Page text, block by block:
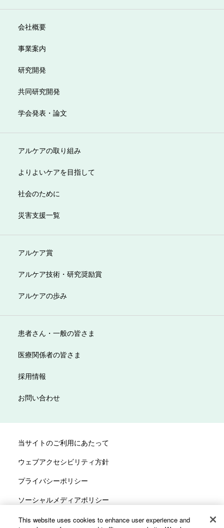
会社概要
事業案内
研究開発
共同研究開発
学会発表・論文
アルケアの取り組み
よりよいケアを目指して
社会のために
災害支援一覧
アルケア賞
アルケア技術・研究奨励賞
アルケアの歩み
患者さん・一般の皆さま
医療関係者の皆さま
採用情報
お問い合わせ
当サイトのご利用にあたって
ウェブアクセシビリティ方針
プライバシーポリシー
ソーシャルメディアポリシー
サイトマップ
This website uses cookies to enhance user experience and